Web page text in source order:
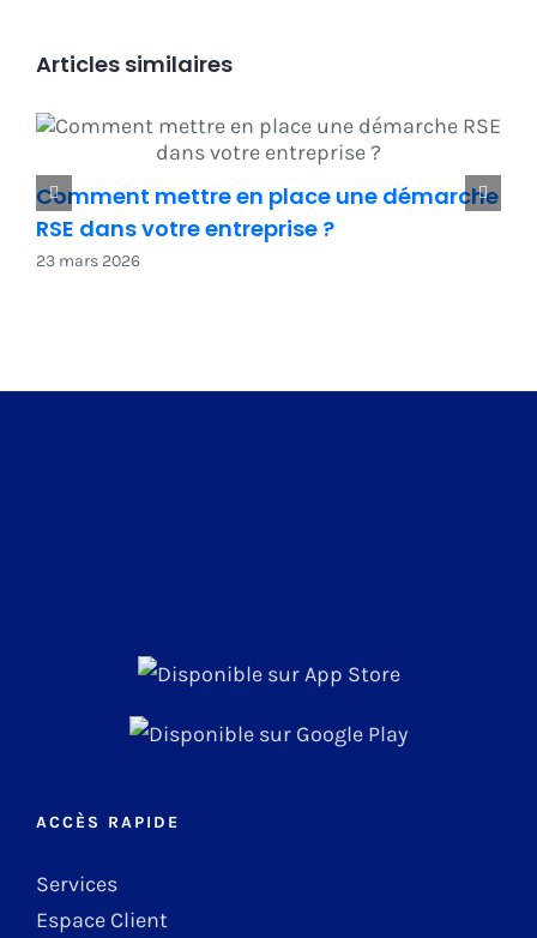
Articles similaires
Comment mettre en place une démarche
RSE dans votre entreprise ?
23 mars 2026
ACCÈS RAPIDE
Services
Espace Client